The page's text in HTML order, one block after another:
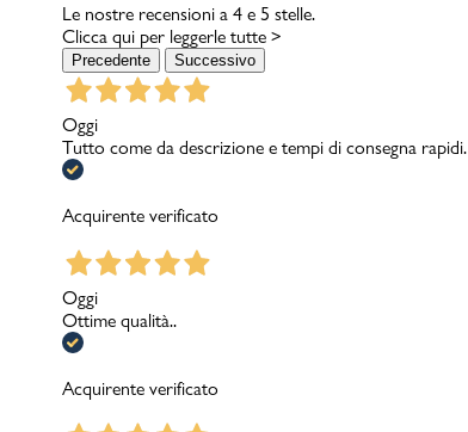
Le nostre recensioni a 4 e 5 stelle.
Clicca qui per leggerle tutte >
Precedente Successivo
Oggi
Tutto come da descrizione e tempi di consegna rapidi.
Acquirente verificato
Oggi
Ottime qualità..
Acquirente verificato